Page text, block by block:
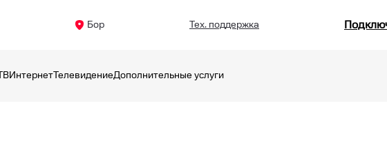
Бор Тех. поддержка
ИнтернетТелевидениеДополнительные услуги